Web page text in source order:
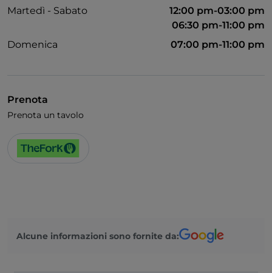
Martedì - Sabato
12:00 pm-03:00 pm
06:30 pm-11:00 pm
Domenica
07:00 pm-11:00 pm
Prenota
Prenota un tavolo
Alcune informazioni sono fornite da: